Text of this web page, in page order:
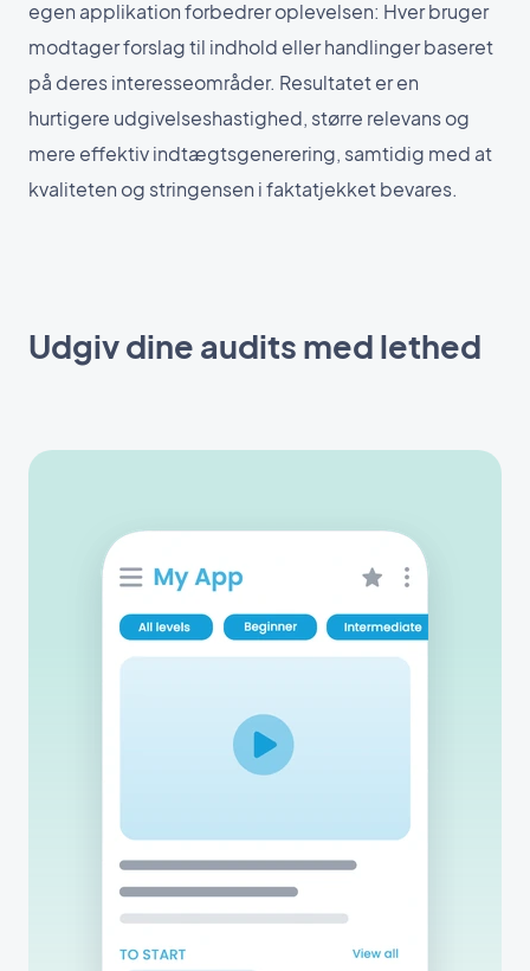
egen applikation forbedrer oplevelsen: Hver bruger
modtager forslag til indhold eller handlinger baseret
på deres interesseområder. Resultatet er en
hurtigere udgivelseshastighed, større relevans og
mere effektiv indtægtsgenerering, samtidig med at
kvaliteten og stringensen i faktatjekket bevares.
Udgiv dine audits med lethed